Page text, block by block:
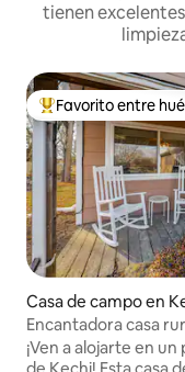
tienen
De los mejores en
Favorito entre
Casa de campo en
Encantadora casa
¡Ven a alojarte en